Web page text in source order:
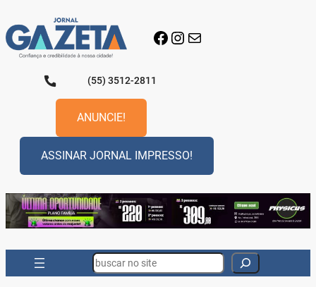
para
o
conteúdo
Facebook
Instagram
E-mail
(55) 3512-2811
ANUNCIE!
ASSINAR JORNAL IMPRESSO!
Search